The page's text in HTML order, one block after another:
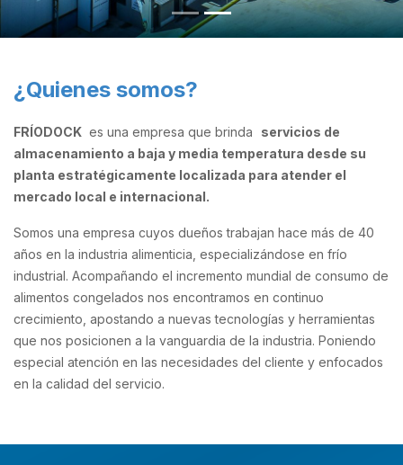
¿Quienes somos?
FRÍODOCK es una empresa que brinda
servicios de
almacenamiento a baja y media temperatura desde su
planta estratégicamente localizada para atender el
mercado local e internacional.
Somos una empresa cuyos dueños trabajan hace más de 40
años en la industria alimenticia, especializándose en frío
industrial. Acompañando el incremento mundial de consumo de
alimentos congelados nos encontramos en continuo
crecimiento, apostando a nuevas tecnologías y herramientas
que nos posicionen a la vanguardia de la industria. Poniendo
especial atención en las necesidades del cliente y enfocados
en la calidad del servicio.